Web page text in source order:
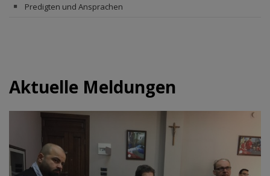
Predigten und Ansprachen
Aktuelle Meldungen